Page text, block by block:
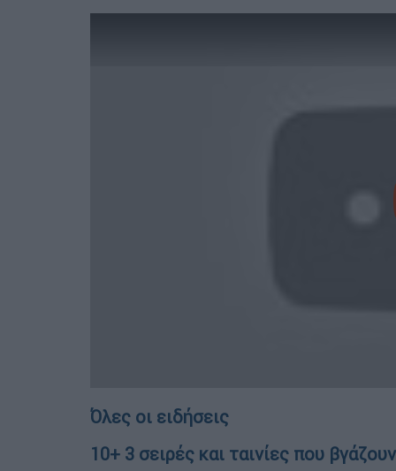
Όλες οι ειδήσεις
10+ 3 σειρές και ταινίες που